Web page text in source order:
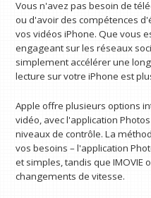
Vous n'avez pas besoin de
ou d'avoir des compétences
vos vidéos iPhone. Que vous
engageant sur les réseaux
simplement accélérer une
lecture sur votre iPhone est
Apple offre plusieurs options
vidéo, avec l'application
niveaux de contrôle. La
vos besoins – l'application
et simples, tandis que IMOVIE
changements de vitesse.